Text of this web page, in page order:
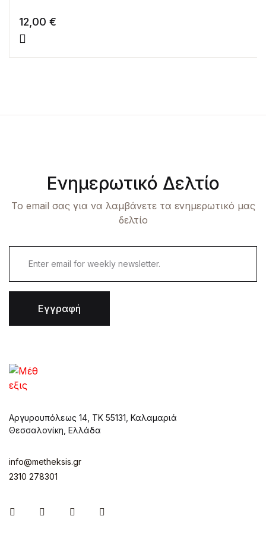
12,00 €
Ενημερωτικό Δελτίο
Το email σας για να λαμβάνετε τα ενημερωτικό μας
δελτίο
Εγγραφή
Αργυρουπόλεως 14, ΤΚ 55131, Καλαμαριά
Θεσσαλονίκη, Ελλάδα
info@metheksis.gr
2310 278301
InstagramFacebookTwitter